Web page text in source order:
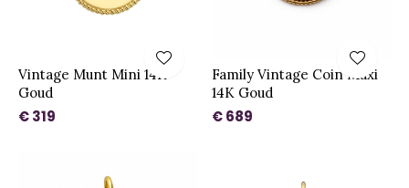
Vintage Munt Mini 14K
Goud
€ 319
Family Vintage Coin Maxi
14K Goud
€ 689